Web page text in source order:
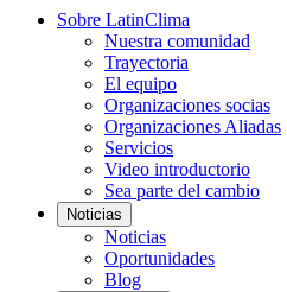
Sobre LatinClima
Nuestra comunidad
Trayectoria
El equipo
Organizaciones socias
Organizaciones Aliadas
Servicios
Video introductorio
Sea parte del cambio
Noticias
Noticias
Oportunidades
Blog